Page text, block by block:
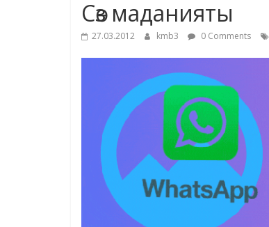
Cөз маданияты
27.03.2012 kmb3 0 Comments